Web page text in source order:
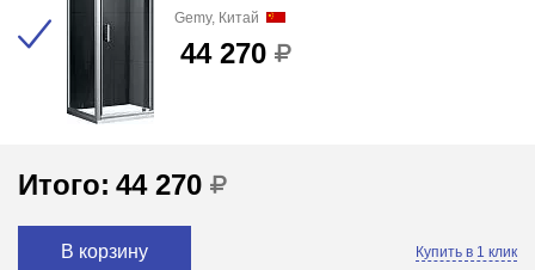
Gemy, Китай
44 270
Итого: 44 270
В корзину Купить в 1 клик